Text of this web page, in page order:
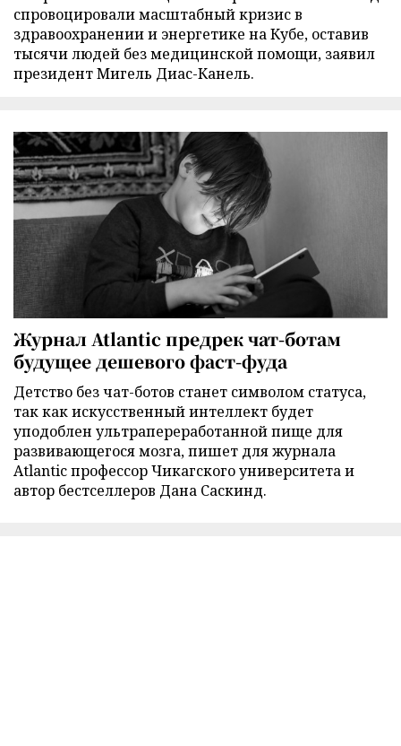
спровоцировали масштабный кризис в
здравоохранении и энергетике на Кубе, оставив
тысячи людей без медицинской помощи, заявил
президент Мигель Диас-Канель.
Журнал Atlantic предрек чат-ботам
будущее дешевого фаст-фуда
Детство без чат-ботов станет символом статуса,
так как искусственный интеллект будет
уподоблен ультрапереработанной пище для
развивающегося мозга, пишет для журнала
Atlantic профессор Чикагского университета и
автор бестселлеров Дана Саскинд.